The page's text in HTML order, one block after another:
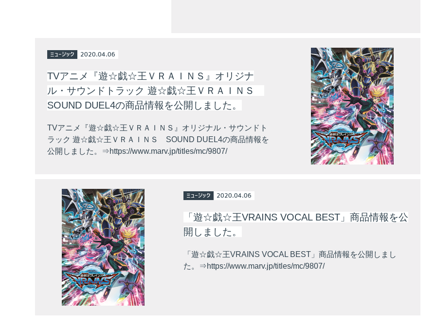
ミュージック 2020.04.06
TVアニメ『遊☆戯☆王ＶＲＡＩＮＳ』オリジナ
ル・サウンドトラック 遊☆戯☆王ＶＲＡＩＮＳ
SOUND DUEL4の商品情報を公開しました。
TVアニメ『遊☆戯☆王ＶＲＡＩＮＳ』オリジナル・サウンドト
ラック 遊☆戯☆王ＶＲＡＩＮＳ SOUND DUEL4の商品情報を
公開しました。⇒https://www.marv.jp/titles/mc/9807/
ミュージック 2020.04.06
「遊☆戯☆王VRAINS VOCAL BEST」商品情報を公
開しました。
「遊☆戯☆王VRAINS VOCAL BEST」商品情報を公開しまし
た。⇒https://www.marv.jp/titles/mc/9807/